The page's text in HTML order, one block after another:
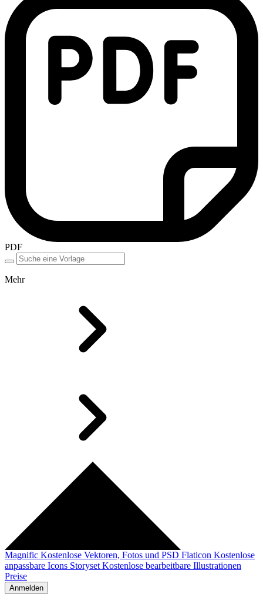
PDF
Mehr
Magnific Kostenlose Vektoren, Fotos und PSD Flaticon Kostenlose
anpassbare Icons Storyset Kostenlose bearbeitbare Illustrationen
Preise
Anmelden